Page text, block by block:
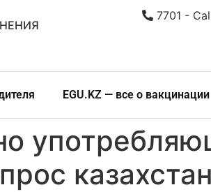
7701 -
EGU.KZ — все о вакцинации